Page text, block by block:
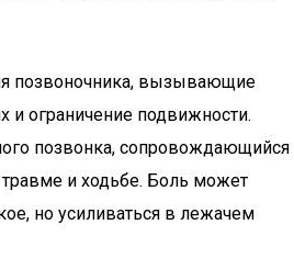
позвоночника, вызывающие
и ограничение подвижности.
позвонка, сопровождающийся
и ходьбе. Боль может
но усиливаться в лежачем